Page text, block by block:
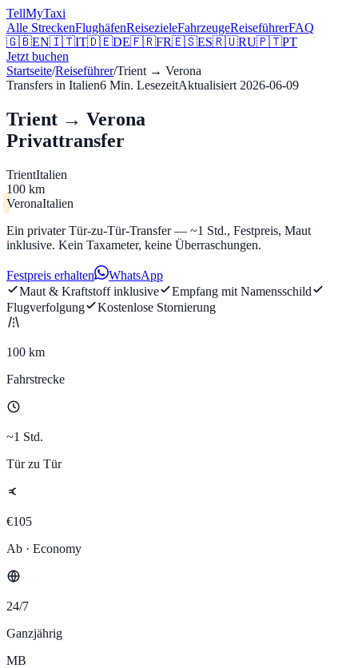
TellMyTaxi
Alle StreckenFlughäfenReisezieleFahrzeugeReiseführerFAQ
🇬🇧EN🇮🇹IT🇩🇪DE🇫🇷FR🇪🇸ES🇷🇺RU🇵🇹PT
Jetzt buchen
Startseite/Reiseführer/Trient → Verona
Transfers in Italien6 Min. LesezeitAktualisiert 2026-06-09
Trient → Verona
Privattransfer
TrientItalien
100 km
VeronaItalien
Ein privater Tür-zu-Tür-Transfer — ~1 Std., Festpreis, Maut
inklusive. Kein Taxameter, keine Überraschungen.
Festpreis erhalten
WhatsApp
Maut & Kraftstoff inklusive
Empfang mit Namensschild
Flugverfolgung
Kostenlose Stornierung
100 km
Fahrstrecke
~1 Std.
Tür zu Tür
€105
Ab · Economy
24/7
Ganzjährig
MB